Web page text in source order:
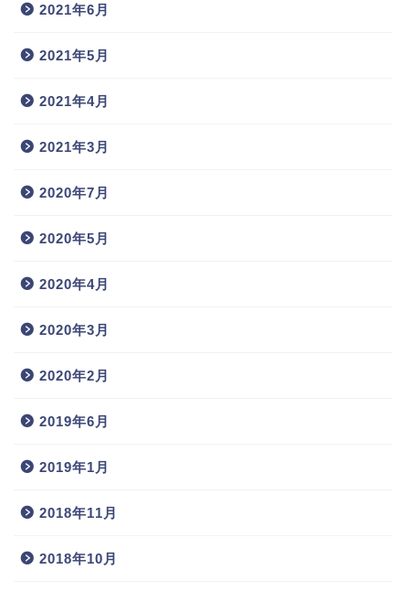
2021年6月
2021年5月
2021年4月
2021年3月
2020年7月
2020年5月
2020年4月
2020年3月
2020年2月
2019年6月
2019年1月
2018年11月
2018年10月